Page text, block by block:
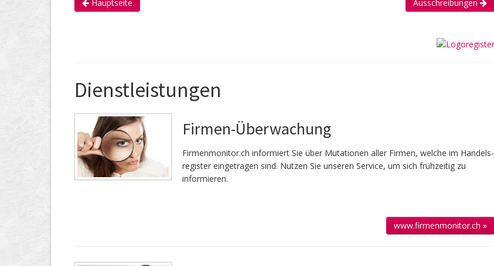
Hauptseite Ausschreibungen
Dienstleistungen
Firmen-Überwachung
Firmenmonitor.ch informiert Sie über Mutationen aller Firmen, welche im Handels­
register eingetragen sind. Nutzen Sie unseren Service, um sich frühzeitig zu
informieren.
www.firmenmonitor.ch »